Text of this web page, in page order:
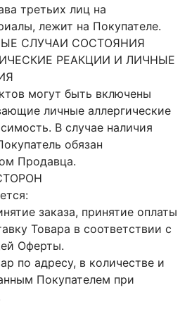
третьих лиц на
лежит на Покупателе.
СЛУЧАИ СОСТОЯНИЯ
РЕАКЦИИ И ЛИЧНЫЕ
могут быть включены
личные аллергические
В случае наличия
обязан
Продавца.
заказа, принятие оплаты
Товара в соответствии с
Оферты.
по адресу, в количестве и
Покупателем при